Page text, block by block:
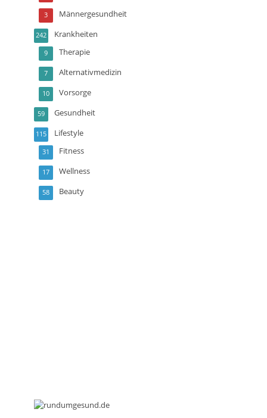
Männergesundheit
3
Krankheiten
242
Therapie
9
Alternativmedizin
7
Vorsorge
10
Gesundheit
59
Lifestyle
115
Fitness
31
Wellness
17
Beauty
58